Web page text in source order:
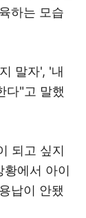
하는 모습
말자', '내
다"고 말했
되고 싶지
에서 아이
납이 안됐